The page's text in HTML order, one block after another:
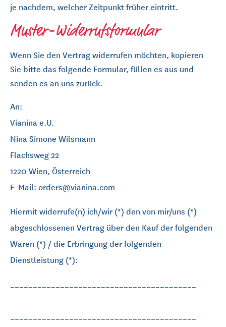
je nachdem, welcher Zeitpunkt früher eintritt.
Muster-Widerrufsformular
Wenn Sie den Vertrag widerrufen möchten, kopieren
Sie bitte das folgende Formular, füllen es aus und
senden es an uns zurück.
An:
Vianina e.U.
Nina Simone Wilsmann
Flachsweg 22
1220 Wien, Österreich
E-Mail: orders@vianina.com
Hiermit widerrufe(n) ich/wir (*) den von mir/uns (*)
abgeschlossenen Vertrag über den Kauf der folgenden
Waren (*) / die Erbringung der folgenden
Dienstleistung (*):